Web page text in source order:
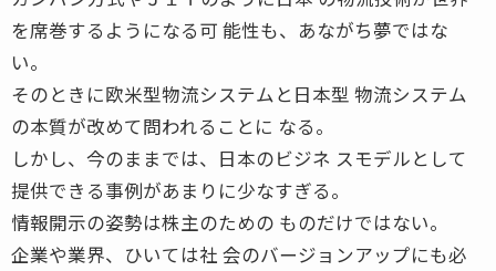
を席巻するようになる可 能性も、あながち夢ではな
い。
そのときに欧米型物流システムと日本型 物流システム
の本質が改めて問われることに なる。
しかし、今のままでは、日本のビジネ スモデルとして
提供できる事例があまりに少なすぎる。
情報開示の姿勢は株主のための ものだけではない。
企業や業界、ひいては社 会のバージョンアップにも必